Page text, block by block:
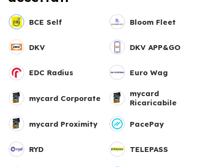
BCE Self Bloom Fleet
DKV DKV APP&GO
EDC Radius Euro Wag
mycard Corporate
mycard
Ricaricabile
mycard Proximity PacePay
RYD TELEPASS